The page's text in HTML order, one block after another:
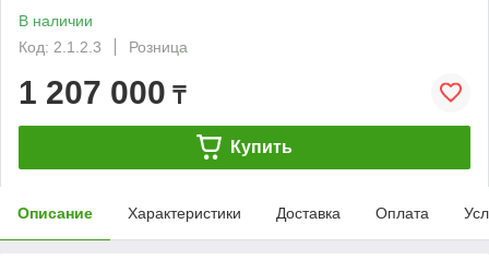
В наличии
Код: 2.1.2.3
Розница
1 207 000 ₸
Купить
Описание Характеристики Доставка Оплата